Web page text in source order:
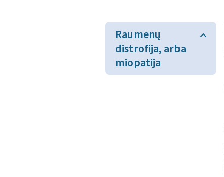
Raumenų
distrofija, arba
miopatija